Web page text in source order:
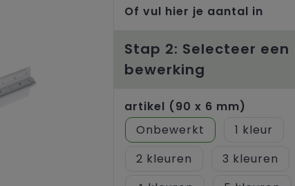
Of vul hier je aantal in
Stap 2: Selecteer een
bewerking
artikel (90 x 6 mm)
Onbewerkt
1
2
3